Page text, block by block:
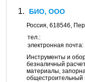
БИО, ООО
Россия, 618546,
тел.:
электронная почта:
Инструменты и
безналичный
материалы,
общестроительный